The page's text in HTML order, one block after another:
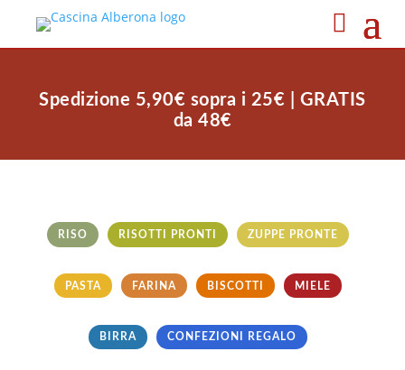
Spedizione 5,90€ sopra i 25€ | GRATIS
da 48€
RISO RISOTTI PRONTI ZUPPE PRONTE
PASTA FARINA BISCOTTI MIELE
BIRRA CONFEZIONI REGALO